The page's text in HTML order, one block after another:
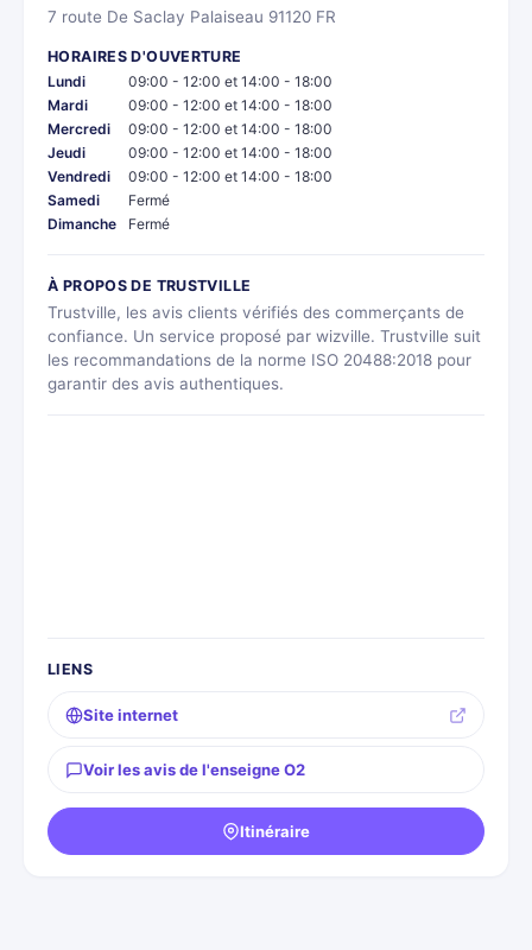
7 route De Saclay Palaiseau 91120 FR
HORAIRES D'OUVERTURE
Lundi
09:00 - 12:00 et 14:00 - 18:00
Mardi
09:00 - 12:00 et 14:00 - 18:00
Mercredi
09:00 - 12:00 et 14:00 - 18:00
Jeudi
09:00 - 12:00 et 14:00 - 18:00
Vendredi
09:00 - 12:00 et 14:00 - 18:00
Samedi
Fermé
Dimanche
Fermé
À PROPOS DE TRUSTVILLE
Trustville, les avis clients vérifiés des commerçants de
confiance. Un service proposé par wizville. Trustville suit
les recommandations de la norme ISO 20488:2018 pour
garantir des avis authentiques.
LIENS
Site internet
Voir les avis de l'enseigne O2
Itinéraire